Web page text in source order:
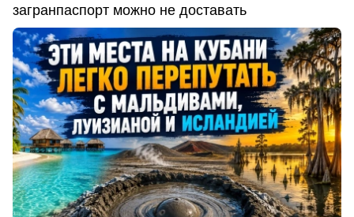
загранпаспорт можно не доставать